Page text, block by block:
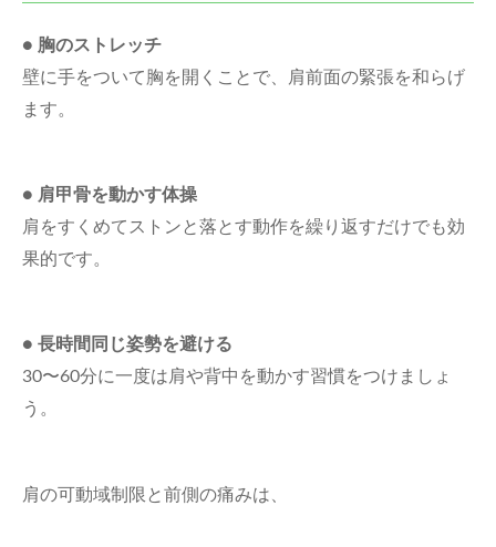
● 胸のストレッチ
壁に手をついて胸を開くことで、肩前面の緊張を和らげ
ます。
● 肩甲骨を動かす体操
肩をすくめてストンと落とす動作を繰り返すだけでも効
果的です。
● 長時間同じ姿勢を避ける
30〜60分に一度は肩や背中を動かす習慣をつけましょ
う。
肩の可動域制限と前側の痛みは、